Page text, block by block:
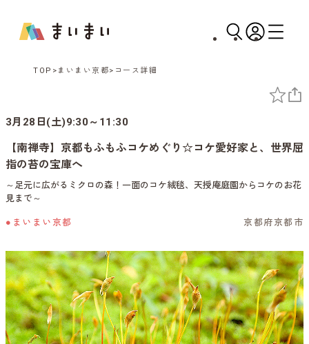
TOP まいまい京都 コース詳細
3月28日(土)9:30～11:30
【南禅寺】京都もふもふコケめぐり☆コケ愛好家と、世界屈
指の苔の宝庫へ
～足元に広がるミクロの森！一面のコケ絨毯、天授庵庭園からコケのお花
見まで～
●まいまい京都 京都府京都市